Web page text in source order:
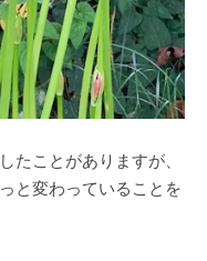
たことがありますが、
と変わっていることを